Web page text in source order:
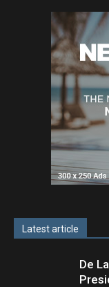
Latest article
De